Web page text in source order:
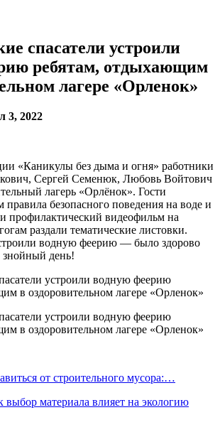
спасатели устроили
ребятам, отдыхающим
лагере «Орленок»
3, 2022
«Каникулы без дыма и огня» работники
Сергей Семенюк, Любовь Войтович
лагерь «Орлёнок». Гости
безопасного поведения на воде и
профилактический видеофильм на
раздали тематические листовки.
водную феерию — было здорово
знойный день!
от строительного мусора:…
выбор материала влияет на экологию